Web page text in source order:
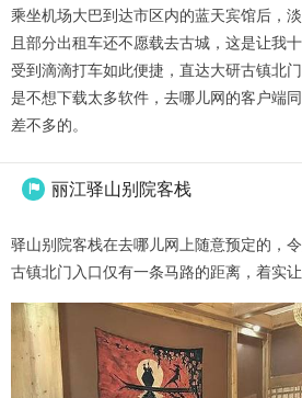
乘坐机场大巴到达市区内的蓝天宾馆后，
且部分出租车还不愿载去古城，这是让我
受到滴滴打车如此便捷，直达大研古镇北
是不想下载太多软件，去哪儿网的客户端
差不多的。
 丽江驿山别院客栈
驿山别院客栈在去哪儿网上随意预定的，
古镇北门入口仅有一条马路的距离，着实让